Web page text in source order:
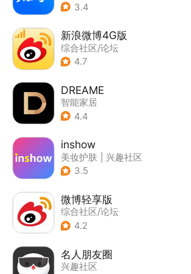
3.4
新浪微博4G版
综合社区/论坛
4.7
DREAME
智能家居
4.4
inshow
美妆护肤
兴趣社区
3.5
微博轻享版
综合社区/论坛
4.2
名人朋友圈
兴趣社区